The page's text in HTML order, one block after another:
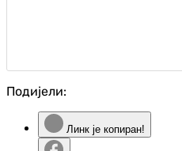
Подијели:
Линк је копиран!